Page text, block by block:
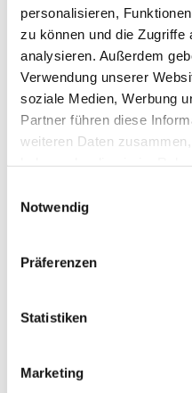
personalisieren,
zu können und die Zugriffe
analysieren. Außerdem
Verwendung unserer
soziale Medien, Werbung
Partner führen diese
weiteren Daten
Notwendig
Präferenzen
Statistiken
Marketing